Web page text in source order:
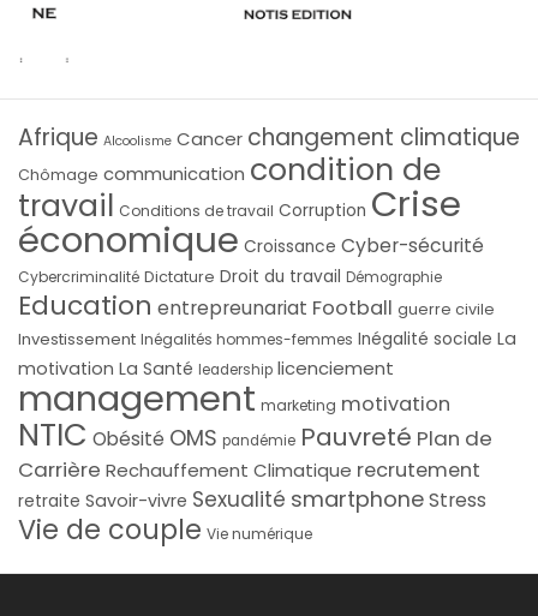
Afrique Alcoolisme Cancer changement climatique
Chômage communication condition de
travail Conditions de travail Corruption Crise
économique Croissance Cyber-sécurité
Cybercriminalité Dictature Droit du travail Démographie
Education entrepreunariat Football guerre civile
Investissement Inégalités hommes-femmes Inégalité sociale La
motivation La Santé leadership licenciement
management marketing motivation
NTIC Obésité OMS pandémie Pauvreté Plan de
Carrière Rechauffement Climatique recrutement
retraite Savoir-vivre Sexualité smartphoneStress
Vie de couple Vie numérique